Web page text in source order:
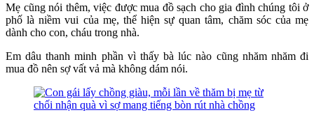
Mẹ cũng nói thêm, việc được mua đồ sạch cho gia đình chúng tôi ở
phố là niềm vui của mẹ, thể hiện sự quan tâm, chăm sóc của mẹ
dành cho con, cháu trong nhà.
Em dâu thanh minh phần vì thấy bà lúc nào cũng nhăm nhăm đi
mua đồ nên sợ vất vả mà không dám nói.